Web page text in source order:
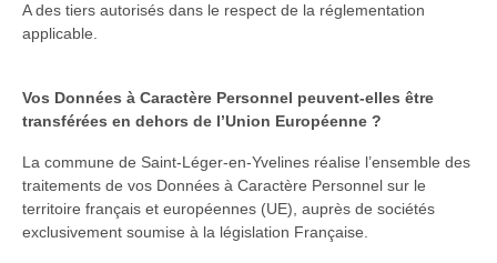
A des tiers autorisés dans le respect de la réglementation
applicable.
Vos Données à Caractère Personnel peuvent-elles être
transférées en dehors de l’Union Européenne ?
La commune de Saint-Léger-en-Yvelines réalise l’ensemble des
traitements de vos Données à Caractère Personnel sur le
territoire français et européennes (UE), auprès de sociétés
exclusivement soumise à la législation Française.